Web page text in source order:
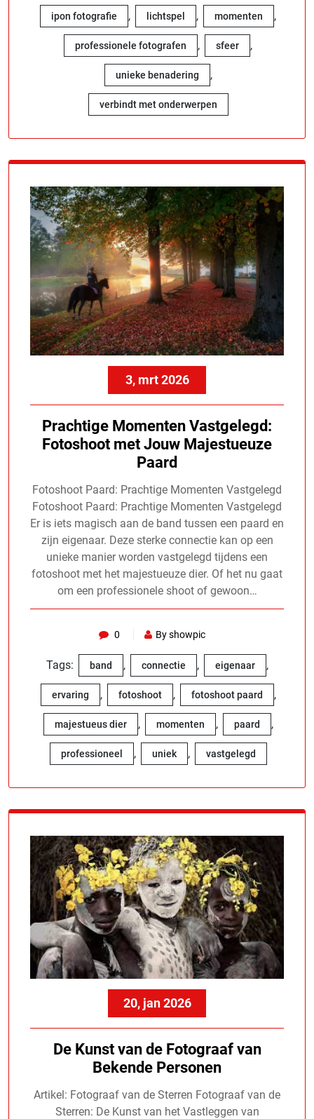
ipon fotografie , lichtspel , momenten ,
professionele fotografen , sfeer ,
unieke benadering ,
verbindt met onderwerpen
3, mrt 2026
Prachtige Momenten Vastgelegd:
Fotoshoot met Jouw Majestueuze
Paard
Fotoshoot Paard: Prachtige Momenten Vastgelegd
Fotoshoot Paard: Prachtige Momenten Vastgelegd
Er is iets magisch aan de band tussen een paard en
zijn eigenaar. Deze sterke connectie kan op een
unieke manier worden vastgelegd tijdens een
fotoshoot met het majestueuze dier. Of het nu gaat
om een professionele shoot of gewoon…
0 By showpic
Tags: band , connectie , eigenaar ,
ervaring , fotoshoot , fotoshoot paard ,
majestueus dier , momenten , paard ,
professioneel , uniek , vastgelegd
20, jan 2026
De Kunst van de Fotograaf van
Bekende Personen
Artikel: Fotograaf van de Sterren Fotograaf van de
Sterren: De Kunst van het Vastleggen van